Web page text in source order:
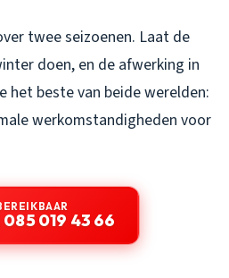
twee seizoenen. Laat de
doen, en de afwerking in
het beste van beide werelden:
werkomstandigheden voor
085 019 43 66